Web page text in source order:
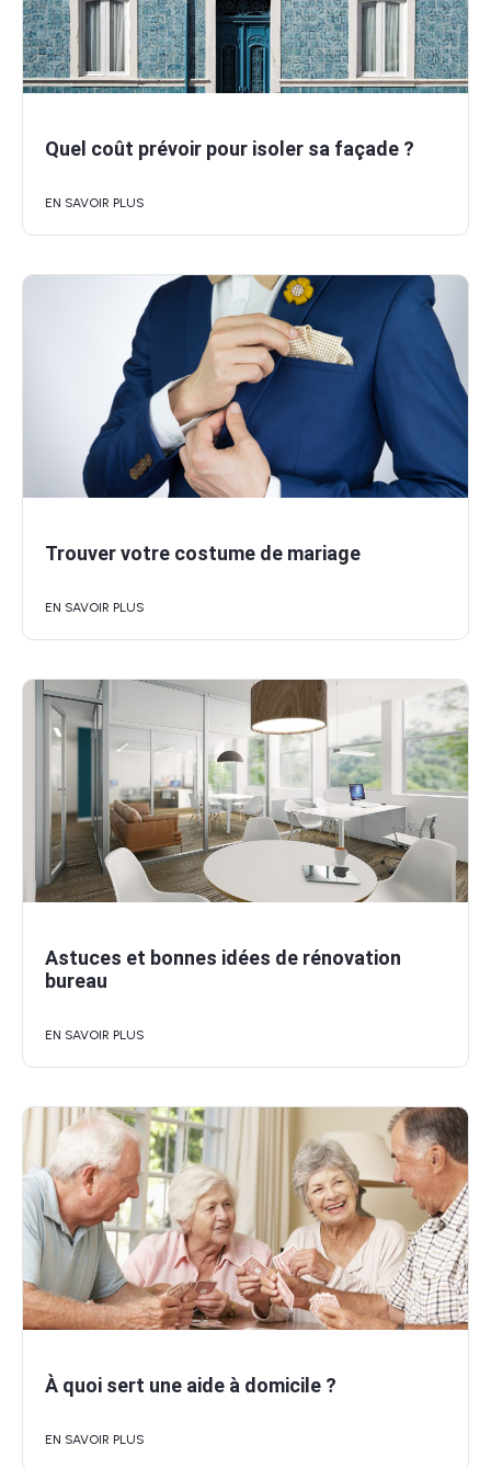
Quel coût prévoir pour isoler sa façade ?
EN SAVOIR PLUS
Trouver votre costume de mariage
EN SAVOIR PLUS
Astuces et bonnes idées de rénovation
bureau
EN SAVOIR PLUS
À quoi sert une aide à domicile ?
EN SAVOIR PLUS